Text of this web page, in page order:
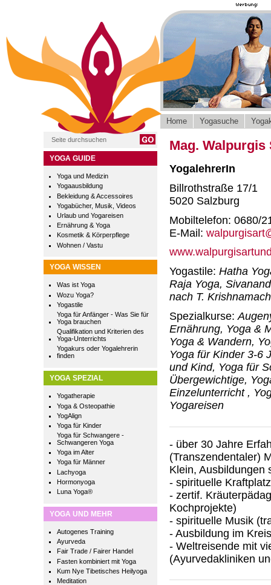
YOGA GUIDE
Yoga und Medizin
Yogaausbildung
Bekleidung & Accessoires
Yogabücher, Musik, Videos
Urlaub und Yogareisen
Ernährung & Yoga
Kosmetik & Körperpflege
Wohnen / Vastu
YOGA WISSEN
Was ist Yoga
Wozu Yoga?
Yogastile
Yoga für Anfänger - Was Sie für
Yoga brauchen
Qualifikation und Kriterien des
Yoga-Unterrichts
Yogakurs oder Yogalehrerin
finden
YOGA SPEZIAL
Yogatherapie
Yoga & Osteopathie
YogAlign
Yoga für Kinder
Yoga für Schwangere -
Schwangeren Yoga
Yoga im Alter
Yoga für Männer
Lachyoga
Hormonyoga
Luna Yoga®
YOGA UND MEHR
Autogenes Training
Ayurveda
Fair Trade / Fairer Handel
Fasten kombiniert mit Yoga
Kum Nye Tibetisches Heilyoga
Meditation
Home Yogasuche
Mag.
YogalehrerIn
Billrothstraße 17/1
5020 Salzburg
Mobiltelefon: 0680/
E-Mail:
Yogastile: Hatha
Raja Yoga,
nach T.
Spezialkurse:
Ernährung, Yoga &
Yoga & Wandern,
Yoga für Kinder 3-6
und Kind, Yoga für
Übergewichtige,
Einzelunterricht ,
Yogareisen
- über 30 Jahre
(Transzendentaler)
Klein, Ausbildungen
- spirituelle
- zertif.
Kochprojekte)
- spirituelle Musik
- Ausbildung im
- Weltreisende mit
(Ayurvedakliniken